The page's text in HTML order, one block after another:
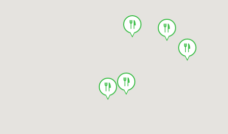
food
food
food
food
food